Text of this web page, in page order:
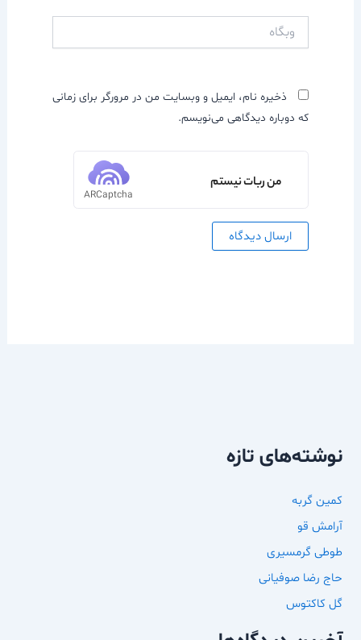
ذخیره نام، ایمیل و وبسایت من در مرورگر برای زمانی
که دوباره دیدگاهی می‌نویسم.
من ربات نیستم
ARCaptcha
نوشته‌های تازه
کمین گربه
آرامش قو
طوطی گرمسیری
حاج رضا صوفیانی
گل کاکتوس